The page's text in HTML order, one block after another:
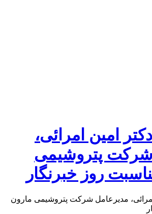
امین امرائی،
پتروشیمی
روز خبرنگار
امرائی، مدیرعامل شرکت پتروشیمی مارون